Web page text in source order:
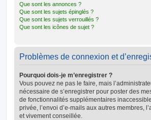
Que sont les annonces ?
Que sont les sujets épinglés ?
Que sont les sujets verrouillés ?
Que sont les icônes de sujet ?
Problèmes de connexion et
Pourquoi dois-je m’enregistrer ?
Vous pouvez ne pas le faire, mais
nécessaire de s’enregistrer pour poster des
de fonctionnalités supplémentaires
privée, l’envoi d’e-mails aux autres membres,
et vivement conseillée.